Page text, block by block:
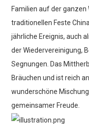
Familien auf der
traditionellen Feste
jährliche Ereignis, auch
der Wiedervereinigung,
Segnungen. Das
Bräuchen und ist reich
wunderschöne
gemeinsamer Freude.